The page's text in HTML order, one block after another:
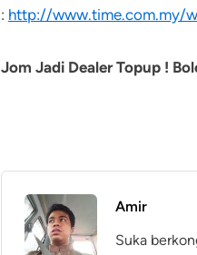
: http://www.time.com.my/
Jom Jadi Dealer Topup !
Amir
Suka